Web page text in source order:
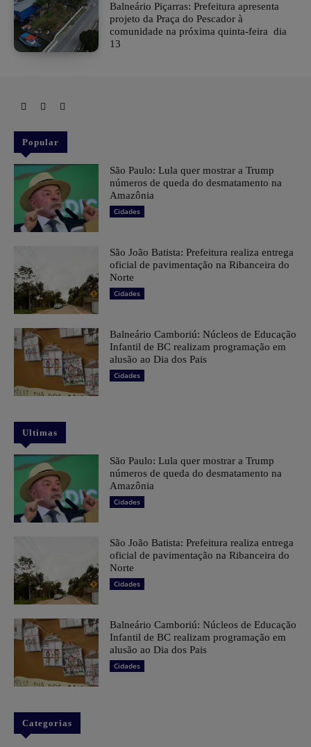
Balneário Piçarras: Prefeitura apresenta
projeto da Praça do Pescador à
comunidade na próxima quinta-feira dia
13
Popular
São Paulo: Lula quer mostrar a Trump
números de queda do desmatamento na
Amazônia
Cidades
São João Batista: Prefeitura realiza entrega
oficial de pavimentação na Ribanceira do
Norte
Cidades
Balneário Camboriú: Núcleos de Educação
Infantil de BC realizam programação em
alusão ao Dia dos Pais
Cidades
Ultimas
São Paulo: Lula quer mostrar a Trump
números de queda do desmatamento na
Amazônia
Cidades
São João Batista: Prefeitura realiza entrega
oficial de pavimentação na Ribanceira do
Norte
Cidades
Balneário Camboriú: Núcleos de Educação
Infantil de BC realizam programação em
alusão ao Dia dos Pais
Cidades
Categorias